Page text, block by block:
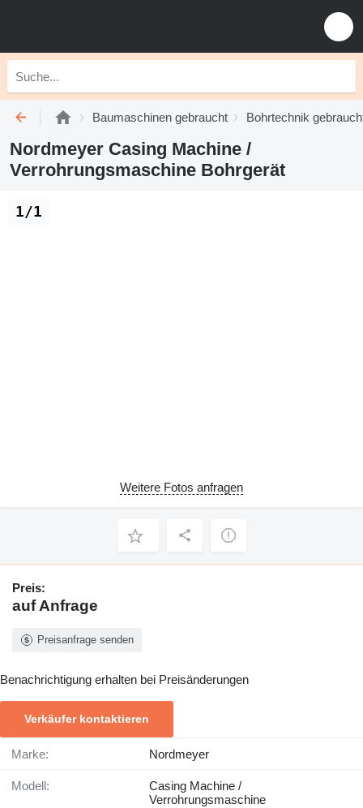
Baumaschinen gebraucht Bohrtechnik
Nordmeyer Casing Machine /
Verrohrungsmaschine Bohrgerät
1/1
Weitere Fotos anfragen
Preis:
auf Anfrage
Preisanfrage senden
Benachrichtigung erhalten bei Preisänderungen
Verkäufer kontaktieren
Marke: Nordmeyer
Modell:
Casing Machine /
Verrohrungsmaschine